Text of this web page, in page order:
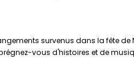
survenus dans la fête de
vous d'histoires et de